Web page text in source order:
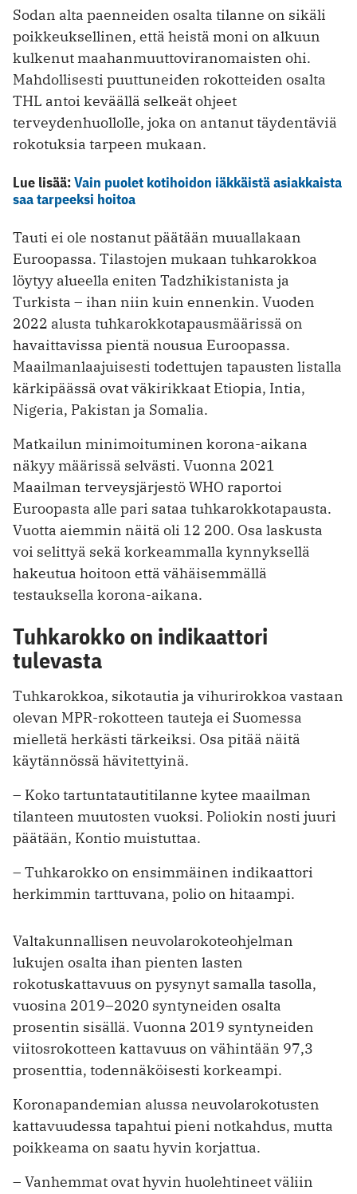
Sodan alta paenneiden osalta tilanne on sikäli
poikkeuksellinen, että heistä moni on alkuun
kulkenut maahanmuuttoviranomaisten ohi.
Mahdollisesti puuttuneiden rokotteiden osalta
THL antoi keväällä selkeät ohjeet
terveydenhuollolle, joka on antanut täydentäviä
rokotuksia tarpeen mukaan.
Lue lisää:Vain puolet kotihoidon iäkkäistä asiakkaista
saa tarpeeksi hoitoa
Tauti ei ole nostanut päätään muuallakaan
Euroopassa. Tilastojen mukaan tuhkarokkoa
löytyy alueella eniten Tadzhikistanista ja
Turkista – ihan niin kuin ennenkin. Vuoden
2022 alusta tuhkarokkotapausmäärissä on
havaittavissa pientä nousua Euroopassa.
Maailmanlaajuisesti todettujen tapausten listalla
kärkipäässä ovat väkirikkaat Etiopia, Intia,
Nigeria, Pakistan ja Somalia.
Matkailun minimoituminen korona-aikana
näkyy määrissä selvästi. Vuonna 2021
Maailman terveysjärjestö WHO raportoi
Euroopasta alle pari sataa tuhkarokkotapausta.
Vuotta aiemmin näitä oli 12 200. Osa laskusta
voi selittyä sekä korkeammalla kynnyksellä
hakeutua hoitoon että vähäisemmällä
testauksella korona-aikana.
Tuhkarokko on indikaattori
tulevasta
Tuhkarokkoa, sikotautia ja vihurirokkoa vastaan
olevan MPR-rokotteen tauteja ei Suomessa
mielletä herkästi tärkeiksi. Osa pitää näitä
käytännössä hävitettyinä.
– Koko tartuntatautitilanne kytee maailman
tilanteen muutosten vuoksi. Poliokin nosti juuri
päätään, Kontio muistuttaa.
– Tuhkarokko on ensimmäinen indikaattori
herkimmin tarttuvana, polio on hitaampi.
Valtakunnallisen neuvolarokoteohjelman
lukujen osalta ihan pienten lasten
rokotuskattavuus on pysynyt samalla tasolla,
vuosina 2019–2020 syntyneiden osalta
prosentin sisällä. Vuonna 2019 syntyneiden
viitosrokotteen kattavuus on vähintään 97,3
prosenttia, todennäköisesti korkeampi.
Koronapandemian alussa neuvolarokotusten
kattavuudessa tapahtui pieni notkahdus, mutta
poikkeama on saatu hyvin korjattua.
– Vanhemmat ovat hyvin huolehtineet väliin